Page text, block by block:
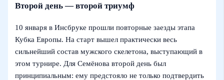
Второй день — второй триумф
10 января в Инсбруке прошли повторные заезды этапа
Кубка Европы. На старт вышел практически весь
сильнейший состав мужского скелетона, выступающий в
этом турнире. Для Семёнова второй день был
принципиальным: ему предстояло не только подтвердить